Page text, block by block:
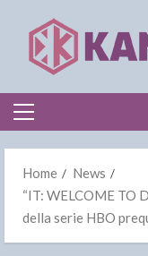
content
Primary
Home
News
“IT: WELCOME TO
della serie HBO